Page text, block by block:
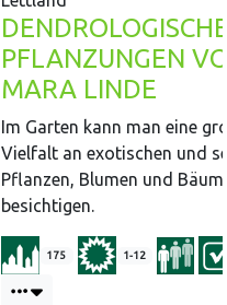
PFLANZUNGEN
MARA LINDE
Im Garten kann man eine
Vielfalt an exotischen und
Pflanzen, Blumen und
besichtigen.
175 1-12